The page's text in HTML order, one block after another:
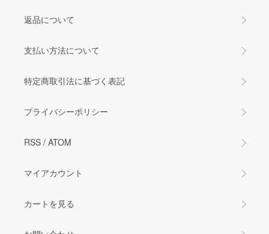
返品について
支払い方法について
特定商取引法に基づく表記
プライバシーポリシー
RSS / ATOM
マイアカウント
カートを見る